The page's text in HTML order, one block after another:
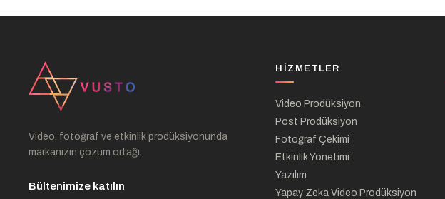
Video, fotoğraf ve etkinlik prodüksiyonunda
markanızın çözüm ortağı.
Bültenimize katılın
HIZMETLER
Video Prodüksiyon
Post Prodüksiyon
Fotoğraf Çekimi
Etkinlik Yönetimi
Yazılım
Yapay Zeka Video Prodüksiyon